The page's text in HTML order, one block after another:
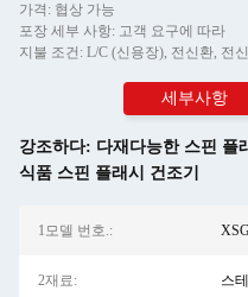
가격: 협상 가능
포장 세부 사항: 고객 요구에 따라
지불 조건: L/C (신용장), 전신환, 전
세부사항
강조하다: 다재다능한 스핀 플
식품 스핀 플래시 건조기
1모델 번호.:
2재료: 스